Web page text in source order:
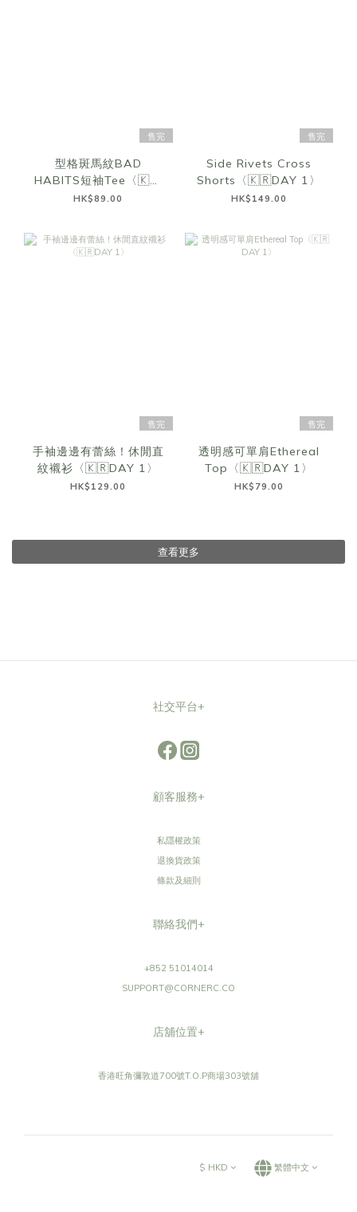
售完
型格斑馬紋BAD
HABITS短袖Tee〈🇰🇷
DAY 1〉
HK$89.00
售完
Side Rivets Cross
Shorts〈🇰🇷DAY 1〉
HK$149.00
售完
手袖邊邊有蕾絲！休閒直
紋襯衫〈🇰🇷DAY 1〉
HK$129.00
售完
透明感可單肩Ethereal
Top〈🇰🇷DAY 1〉
HK$79.00
查看更多
社交平台+
顧客服務+
私隱權政策
退換貨政策
條款及細則
聯絡我們+
+852 51014014
SUPPORT@CORNERC.CO
店舖位置+
香港旺角彌敦道700號T.O.P商場303號舖